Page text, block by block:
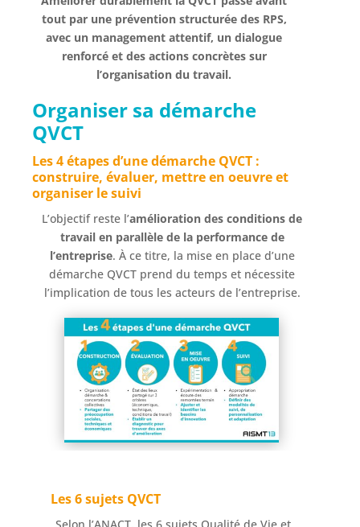
tout par une prévention structurée des RPS,
avec un management attentif, un dialogue
renforcé et des actions concrètes sur
l’organisation du travail.
Organiser sa démarche
QVCT
Les 4 étapes d’une démarche QVCT :
construire, évaluer, mettre en oeuvre et
organiser le suivi
L’objectif reste l’amélioration des conditions de
travail en parallèle de la performance de
l’entreprise. À ce titre, la mise en place d’une
démarche QVCT prend du temps et nécessite
l’implication de tous les acteurs de l’entreprise.
Les 6 sujets QVCT